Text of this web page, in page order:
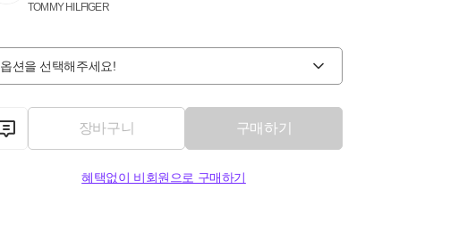
TOMMY HILFIGER
옵션을 선택해주세요!
장바구니 구매하기
혜택없이 비회원으로 구매하기